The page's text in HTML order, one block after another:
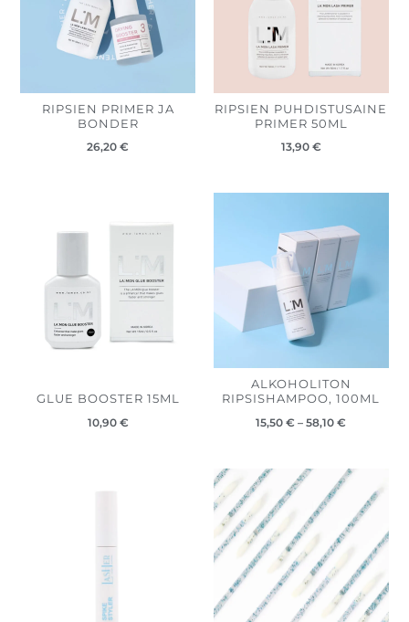
RIPSIEN PRIMER JA
BONDER
26,20€
RIPSIEN PUHDISTUSAINE
PRIMER 50ML
13,90 €
GLUE BOOSTER 15ML
10,90 €
ALKOHOLITON
RIPSISHAMPOO, 100ML
15,50€ – 58,10€
-
58,10 €